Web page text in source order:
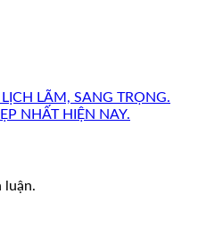
LÃM, SANG TRỌNG.
NHẤT HIỆN NAY.
luận.